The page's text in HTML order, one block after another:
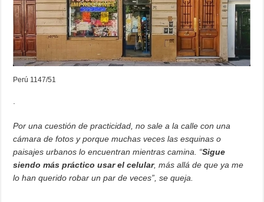
Perú 1147/51
Por una cuestión de practicidad, no sale a la calle con una
cámara de fotos y porque muchas veces las esquinas o
paisajes urbanos lo encuentran mientras camina. “Sigue
siendo más práctico usar el celular, más allá de que ya me
lo han querido robar un par de veces”, se queja.